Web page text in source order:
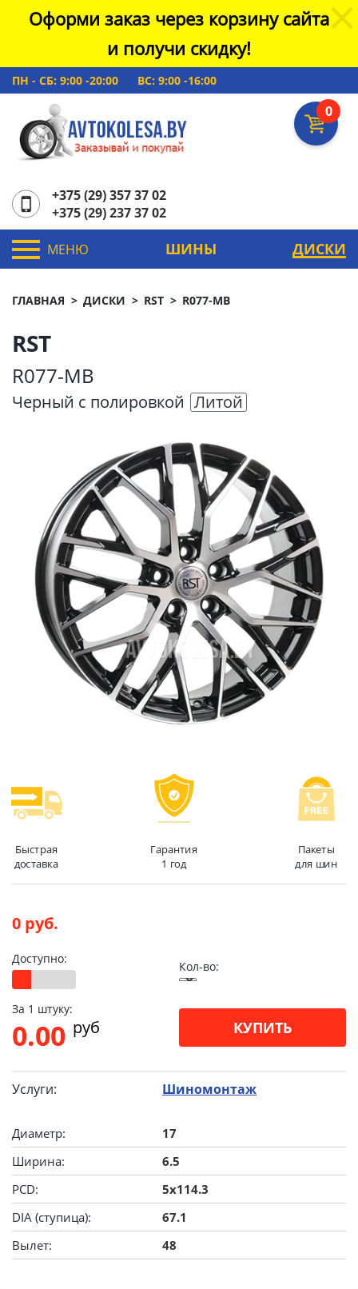
Оформи заказ через корзину сайта
и получи скидку!
ПН - СБ: 9:00 -20:00 ВС: 9:00 -16:00
0
+375 (29) 357 37 02
+375 (29) 237 37 02
МЕНЮ ШИНЫ ДИСКИ
ГЛАВНАЯ ДИСКИ RST R077-MB
RST
R077-MB
Черный с полировкой Литой
Быстрая
доставка
Гарантия
1 год
Пакеты
для шин
0 руб.
Доступно:
Кол-во:
За 1 штуку:
0.00 pуб КУПИТЬ
Услуги: Шиномонтаж
Диаметр:
17
Ширина:
6.5
PCD:
5x114.3
DIA (ступица):
67.1
Вылет:
48